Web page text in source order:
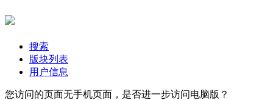
搜索
版块列表
用户信息
您访问的页面无手机页面，是否进一步访问电脑版？